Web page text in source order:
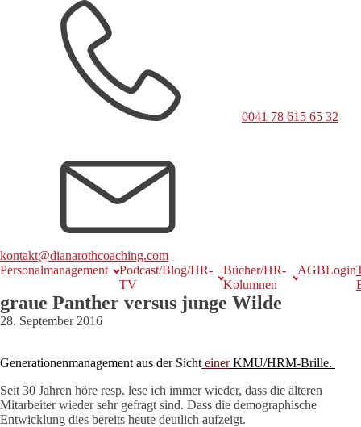
0041 78 615 65 32
kontakt@dianarothcoaching.com
Personalmanagement
Podcast/Blog/HR-
TV
Bücher/HR-
Kolumnen
AGBLogin
graue Panther versus junge Wilde
28. September 2016
Generationenmanagement aus der Sicht einerKMU/HRM-Brille.
Seit 30 Jahren höre resp. lese ich immer wieder, dass die älteren
Mitarbeiter wieder sehr gefragt sind. Dass die demographische
Entwicklung dies bereits heute deutlich aufzeigt.